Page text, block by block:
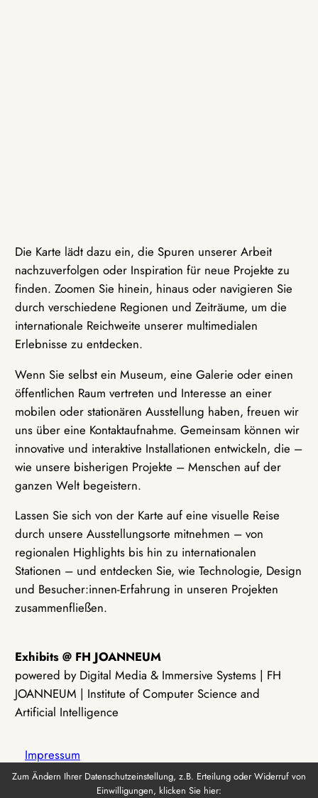
Die Karte lädt dazu ein, die Spuren unserer Arbeit
nachzuverfolgen oder Inspiration für neue Projekte zu
finden. Zoomen Sie hinein, hinaus oder navigieren Sie
durch verschiedene Regionen und Zeiträume, um die
internationale Reichweite unserer multimedialen
Erlebnisse zu entdecken.
Wenn Sie selbst ein Museum, eine Galerie oder einen
öffentlichen Raum vertreten und Interesse an einer
mobilen oder stationären Ausstellung haben, freuen wir
uns über eine Kontaktaufnahme. Gemeinsam können wir
innovative und interaktive Installationen entwickeln, die –
wie unsere bisherigen Projekte – Menschen auf der
ganzen Welt begeistern.
Lassen Sie sich von der Karte auf eine visuelle Reise
durch unsere Ausstellungsorte mitnehmen – von
regionalen Highlights bis hin zu internationalen
Stationen – und entdecken Sie, wie Technologie, Design
und Besucher:innen-Erfahrung in unseren Projekten
zusammenfließen.
Exhibits @ FH JOANNEUM
powered by Digital Media & Immersive Systems | FH
JOANNEUM | Institute of Computer Science and
Artificial Intelligence
Impressum
Zum Ändern Ihrer Datenschutzeinstellung, z.B. Erteilung oder Widerruf von
Einwilligungen, klicken Sie hier: